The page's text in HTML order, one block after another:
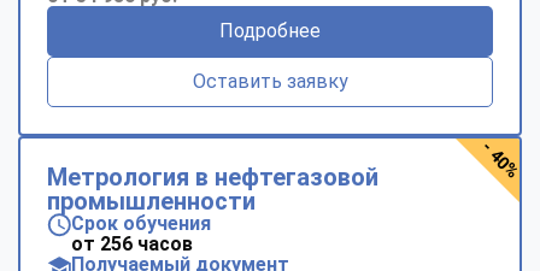
Подробнее
Оставить заявку
Метрология в нефтегазовой
промышленности
Срок обучения
от 256 часов
Получаемый документ
- 40%